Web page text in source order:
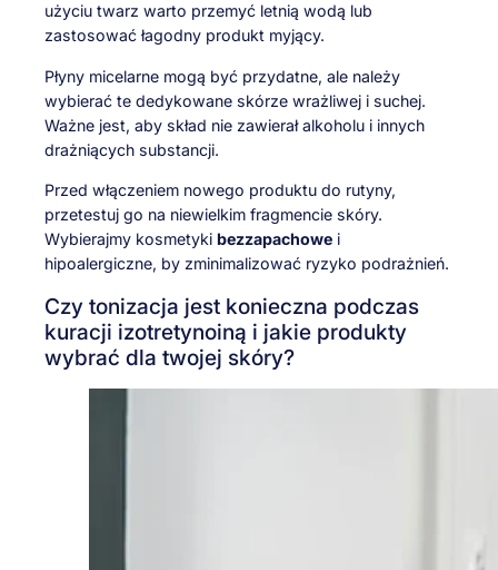
użyciu twarz warto przemyć letnią wodą lub
zastosować łagodny produkt myjący.
Płyny micelarne mogą być przydatne, ale należy
wybierać te dedykowane skórze wrażliwej i suchej.
Ważne jest, aby skład nie zawierał alkoholu i innych
drażniących substancji.
Przed włączeniem nowego produktu do rutyny,
przetestuj go na niewielkim fragmencie skóry.
Wybierajmy kosmetyki bezzapachowe i
hipoalergiczne, by zminimalizować ryzyko podrażnień.
Czy tonizacja jest konieczna podczas
kuracji izotretynoiną i jakie produkty
wybrać dla twojej skóry?